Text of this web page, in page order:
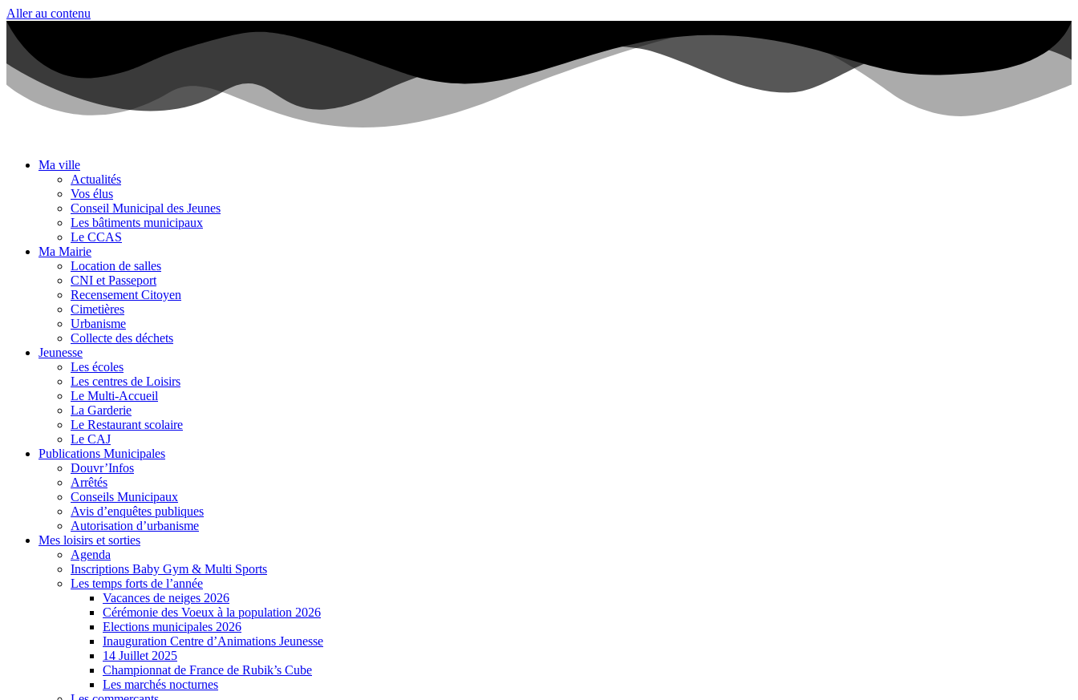
Aller au contenu
Ma ville
Actualités
Vos élus
Conseil Municipal des Jeunes
Les bâtiments municipaux
Le CCAS
Ma Mairie
Location de salles
CNI et Passeport
Recensement Citoyen
Cimetières
Urbanisme
Collecte des déchets
Jeunesse
Les écoles
Les centres de Loisirs
Le Multi-Accueil
La Garderie
Le Restaurant scolaire
Le CAJ
Publications Municipales
Douvr’Infos
Arrêtés
Conseils Municipaux
Avis d’enquêtes publiques
Autorisation d’urbanisme
Mes loisirs et sorties
Agenda
Inscriptions Baby Gym & Multi Sports
Les temps forts de l’année
Vacances de neiges 2026
Cérémonie des Voeux à la population 2026
Elections municipales 2026
Inauguration Centre d’Animations Jeunesse
14 Juillet 2025
Championnat de France de Rubik’s Cube
Les marchés nocturnes